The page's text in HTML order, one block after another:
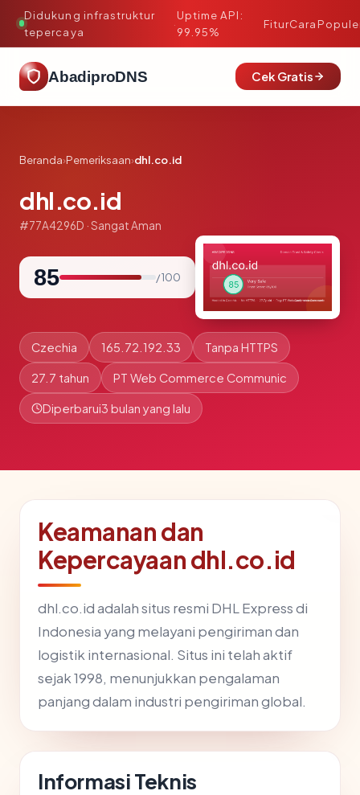
Didukung infrastruktur
tepercaya
·
Uptime API:
99.95%
FiturCara
AbadiproDNS Cek Gratis
Beranda›Pemeriksaan›dhl.co.id
dhl.co.id
#77A4296D · Sangat Aman
85 / 100
Czechia 165.72.192.33 Tanpa HTTPS
27.7 tahun PT Web Commerce Communic
Diperbarui3 bulan yang lalu
Keamanan dan
Kepercayaan dhl.co.id
dhl.co.id adalah situs resmi DHL Express di
Indonesia yang melayani pengiriman dan
logistik internasional. Situs ini telah aktif
sejak 1998, menunjukkan pengalaman
panjang dalam industri pengiriman global.
Informasi Teknis